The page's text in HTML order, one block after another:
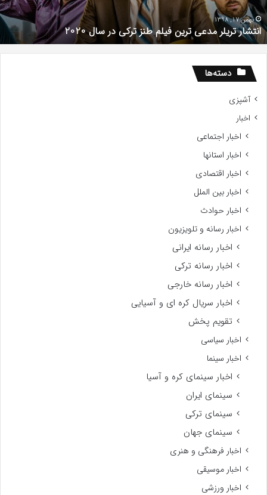
در
سال
2020
بهمن 17, 1398
انتشار تریلر مدعی ترین فیلم طنز ترکی در سال 2020
دسته‌ها
آشپزی
اخبار
اخبار اجتماعی
اخبار استانها
اخبار اقتصادی
اخبار بین الملل
اخبار حوادث
اخبار رسانه و تلویزیون
اخبار رسانه ایرانی
اخبار رسانه ترکی
اخبار رسانه خارجی
اخبار سریال کره ای و آسیایی
تقویم پخش
اخبار سیاسی
اخبار سینما
اخبار سینمای کره و آسیا
سینمای ایران
سینمای ترکی
سینمای جهان
اخبار فرهنگی و هنری
اخبار موسیقی
اخبار ورزشی